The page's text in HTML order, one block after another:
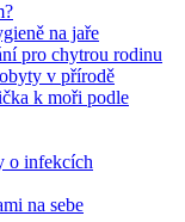
na jaře
pro chytrou rodinu
v přírodě
k moři podle
o infekcích
na sebe